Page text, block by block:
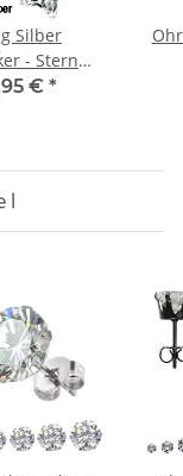
Silber
- Stern
€ *